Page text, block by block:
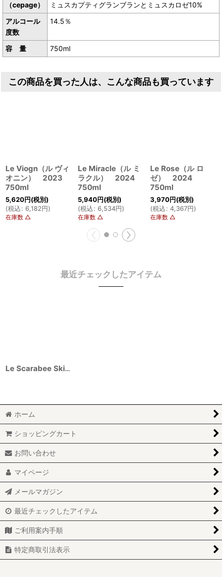
（cepage）
ミュスカプティグランブランとミュスカロゼ10%
アルコール
度数
14.5％
容 量 750ml
この商品を買った人は、こんな商品も買っています
Le Viogn（ル ヴィ
オニン） 2023
750ml
5,620円(税別)
(税込: 6,182円)
在庫数 △
Le Miracle（ル ミ
ラクル） 2024
750ml
5,940円(税別)
(税込: 6,534円)
在庫数 △
Le Rose（ル ロ
ゼ） 2024
750ml
3,970円(税別)
(税込: 4,367円)
在庫数 △
最近チェックしたアイテム
Le Scarabee Skin Touch（ル スカラベ スキンタッチ） 2018 750ml
ホーム
ショッピングカート
お問い合わせ
マイページ
メールマガジン
最近チェックしたアイテム
ご利用案内手順
特定商取引法表示